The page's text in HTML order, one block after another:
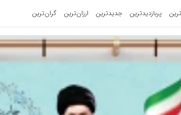
پربازدیدترین جدیدترین ارزان‌ترین گران‌ترین